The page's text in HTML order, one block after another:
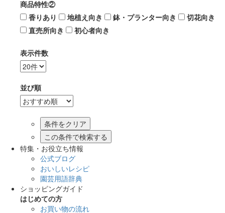
商品特性②
香りあり
地植え向き 鉢・プランター向き
切花向き
直売所向き
初心者向き
表示件数
並び順
この条件で検索する
特集・お役立ち情報
公式ブログ
おいしいレシピ
園芸用語辞典
ショッピングガイド
はじめての方
お買い物の流れ